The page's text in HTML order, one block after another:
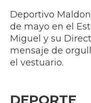
Deportivo
de mayo en el
Miguel y su
mensaje de
el vestuario.